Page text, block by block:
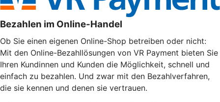
Bezahlen im Online-Handel
Ob Sie einen eigenen Online-Shop betreiben oder nicht:
Mit den Online-Bezahllösungen von VR Payment bieten Sie
Ihren Kundinnen und Kunden die Möglichkeit, schnell und
einfach zu bezahlen. Und zwar mit den Bezahlverfahren,
die sie kennen und denen sie vertrauen.